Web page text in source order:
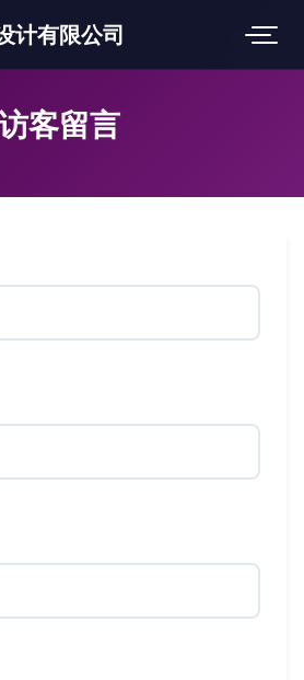
计有限公司
客留言